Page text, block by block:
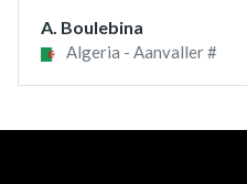
A. Boulebina
Algeria - Aanvaller #